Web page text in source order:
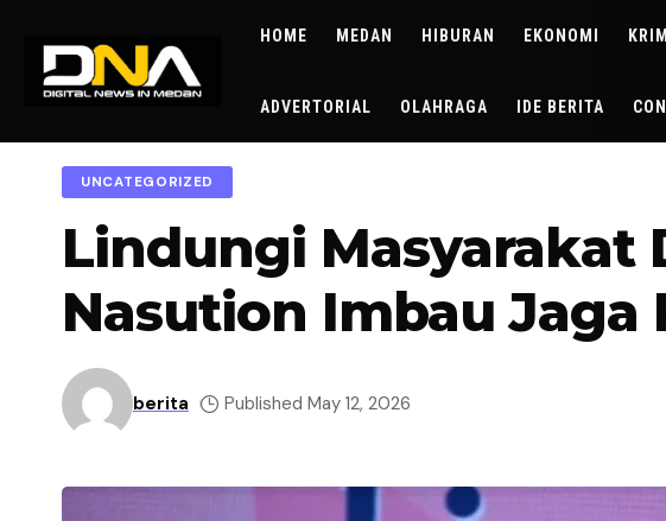
HOME MEDAN HIBURAN EKONOMI
ADVERTORIAL OLAHRAGA IDE BERITA
UNCATEGORIZED
Lindungi Masyarakat
Nasution Imbau
berita Published May 12, 2026